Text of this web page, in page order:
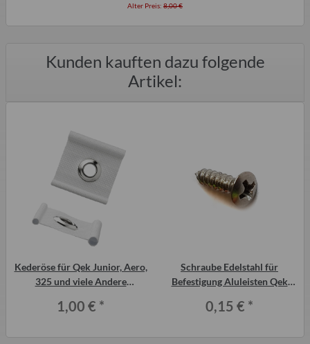
Alter Preis: 8,00 €
Kunden kauften dazu folgende
Artikel:
Kederöse für Qek Junior, Aero,
325 und viele Andere
1,00 € *
Schraube Edelstahl für
Befestigung Aluleisten Qek
0,15 € *